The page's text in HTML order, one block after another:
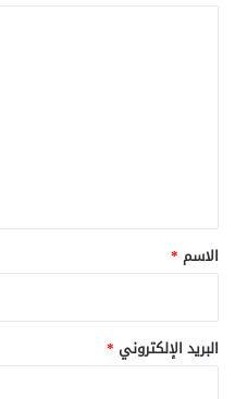
*
الاسم *
البريد الإلكتروني *